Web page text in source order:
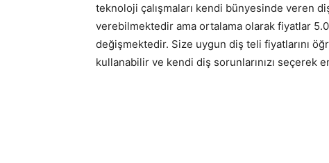
teknoloji çalışmaları kendi bünyesinde veren
verebilmektedir ama ortalama olarak fiyatlar
değişmektedir. Size uygun diş teli fiyatlarını
kullanabilir ve kendi diş sorunlarınızı seçerek